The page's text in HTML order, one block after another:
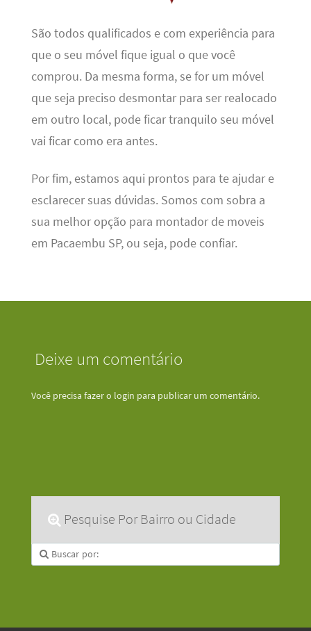
São todos qualificados e com experiência para
que o seu móvel fique igual o que você
comprou. Da mesma forma, se for um móvel
que seja preciso desmontar para ser realocado
em outro local, pode ficar tranquilo seu móvel
vai ficar como era antes.
Por fim, estamos aqui prontos para te ajudar e
esclarecer suas dúvidas. Somos com sobra a
sua melhor opção para montador de moveis
em Pacaembu SP, ou seja, pode confiar.
Deixe um comentário
Você precisa fazer o login para publicar um comentário.
Pesquise Por Bairro ou Cidade